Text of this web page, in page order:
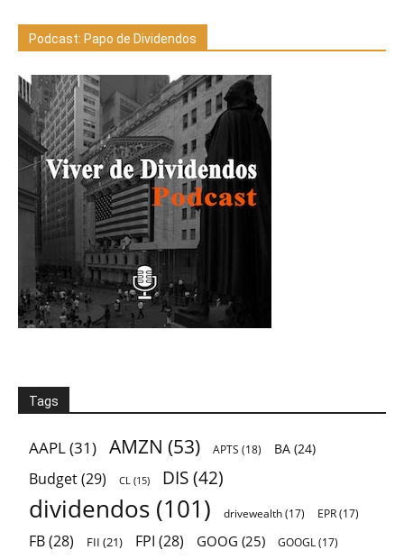
Podcast: Papo de Dividendos
Tags
AAPL(31) AMZN (53) APTS (18) BA (24)
Budget(29) CL (15) DIS (42)
dividendos (101) drivewealth(17) EPR(17)
FB(28) FII (21) FPI (28) GOOG (25) GOOGL(17)